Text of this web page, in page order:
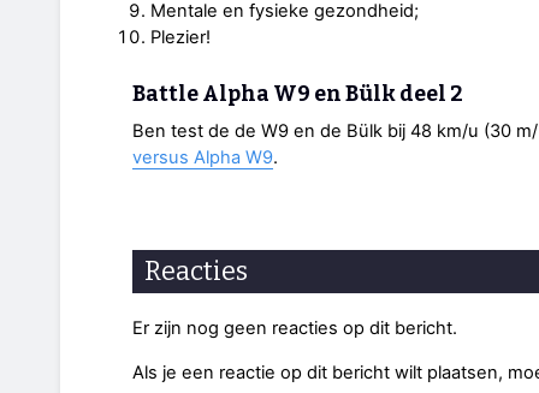
Mentale en fysieke gezondheid;
Plezier!
Battle Alpha W9 en Bülk deel 2
Ben test de de W9 en de Bülk bij 48 km/u (30
versus Alpha W9.
Reacties
Er zijn nog geen reacties op dit bericht.
Als je een reactie op dit bericht wilt plaatsen,